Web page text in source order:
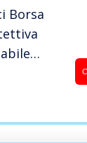
Borsa
15″